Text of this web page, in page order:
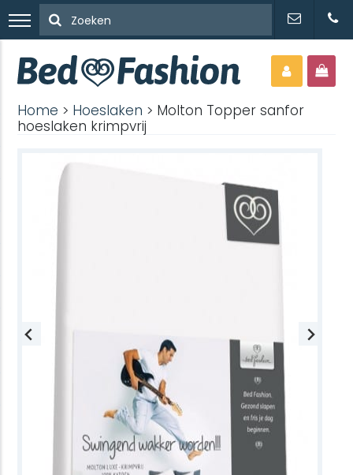
Home > Hoeslaken > Molton Topper sanfor
hoeslaken krimpvrij